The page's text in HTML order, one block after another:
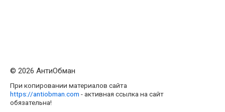
© 2026 АнтиОбман
При копировании материалов сайта
https://antiobman.com - активная ссылка на сайт
обязательна!